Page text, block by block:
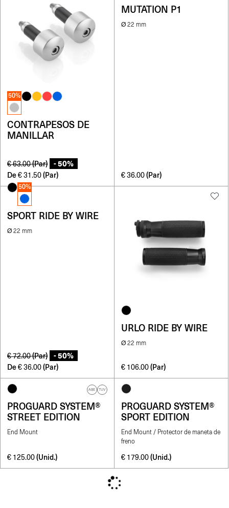
50%
CONTRAPESOS DE
MANILLAR
€63.00(Par) - 50%
De €31.50 (Par)
MUTATION P1
Ø 22 mm
€36.00 (Par)
50%
SPORT RIDE BY WIRE
Ø 22 mm
€72.00(Par) - 50%
De €36.00 (Par)
URLO RIDE BY WIRE
Ø 22 mm
€ 106.00 (Par)
ABE TUV
PROGUARD SYSTEM®
STREET EDITION
End Mount
€ 125.00 (Unid.)
PROGUARD SYSTEM®
SPORT EDITION
End Mount / Protector de maneta de
freno
€ 179.00 (Unid.)